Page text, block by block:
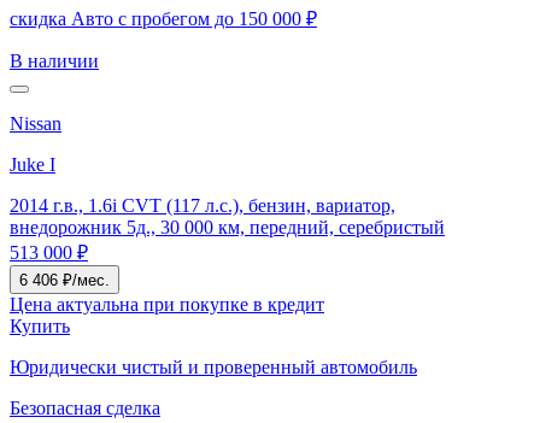
скидка Авто с пробегом до 150 000 ₽
В наличии
Nissan
Juke I
2014 г.в., 1.6i CVT (117 л.с.), бензин, вариатор,
внедорожник 5д., 30 000 км, передний, серебристый
513 000 ₽
6 406 ₽/мес.
Цена актуальна при покупке в кредит
Купить
Юридически чистый и проверенный автомобиль
Безопасная сделка